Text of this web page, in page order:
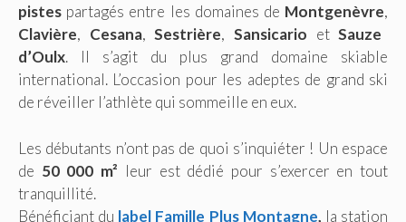
pistes partagés entre les domaines de Montgenèvre,
Clavière, Cesana, Sestrière, Sansicario etSauze
d’Oulx. Il s’agit du plus grand domaine skiable
international. L’occasion pour les adeptes de grand ski
de réveiller l’athlète qui sommeille en eux.
Les débutants n’ont pas de quoi s’inquiéter ! Un espace
de 50 000 m² leur est dédié pour s’exercer en tout
tranquillité.
Bénéficiant du label Famille Plus Montagne, la station